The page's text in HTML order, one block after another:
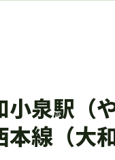
小泉駅（
本線（大